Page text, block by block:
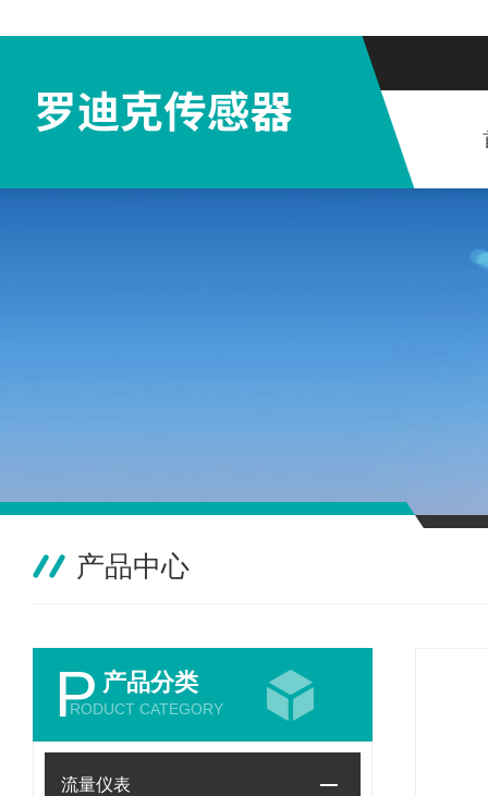
产品中心
P 产品分类
RODUCT CATEGORY
流量仪表